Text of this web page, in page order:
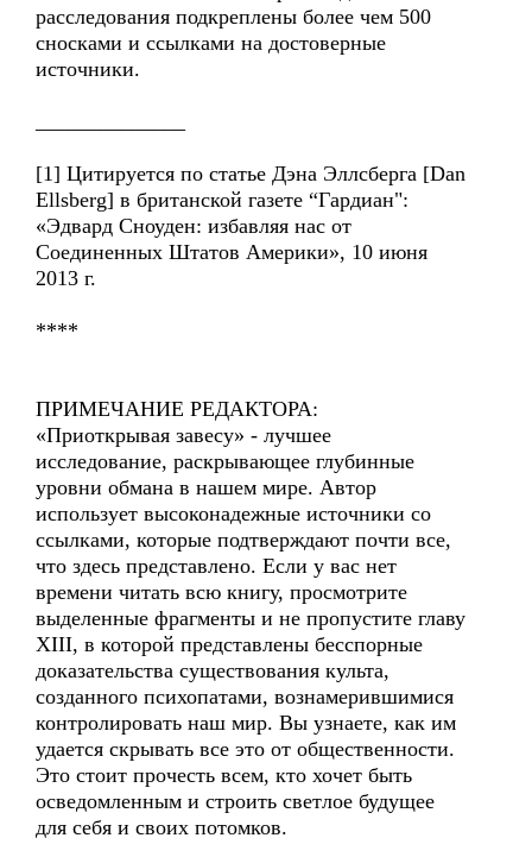
расследования подкреплены более чем 500
сносками и ссылками на достоверные
источники.
[1] Цитируется по статье Дэна Эллсберга [Dan
Ellsberg] в британской газете “Гардиан":
«Эдвард Сноуден: избавляя нас от
Соединенных Штатов Америки», 10 июня
2013 г.
****
ПРИМЕЧАНИЕ РЕДАКТОРА:
«Приоткрывая завесу» - лучшее
исследование, раскрывающее глубинные
уровни обмана в нашем мире. Автор
использует высоконадежные источники со
ссылками, которые подтверждают почти все,
что здесь представлено. Если у вас нет
времени читать всю книгу, просмотрите
выделенные фрагменты и не пропустите главу
XIII, в которой представлены бесспорные
доказательства существования культа,
созданного психопатами, вознамерившимися
контролировать наш мир. Вы узнаете, как им
удается скрывать все это от общественности.
Это стоит прочесть всем, кто хочет быть
осведомленным и строить светлое будущее
для себя и своих потомков.